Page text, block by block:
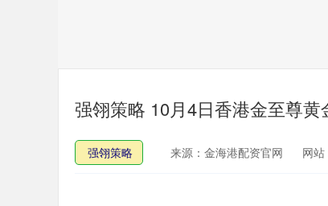
强翎策略 10月4日香港金至尊
强翎策略 来源：金海港配资官网 网